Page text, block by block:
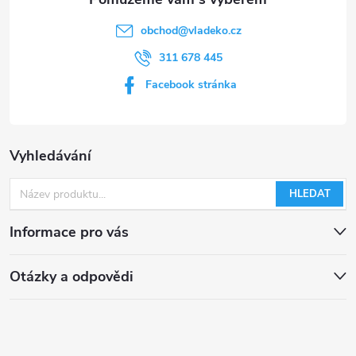
Vyhledávání
HLEDAT
Informace pro vás
Otázky a odpovědi
obchod@vladeko.cz
311 678 445
Facebook stránka